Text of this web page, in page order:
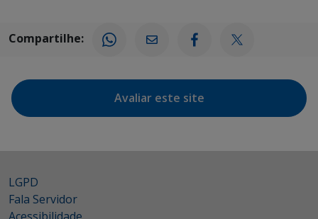
Compartilhe:
Avaliar este site
LGPD
Fala Servidor